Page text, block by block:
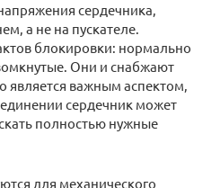
сердечника,
а не на пускателе.
блокировки: нормально
Они и снабжают
является важным аспектом,
сердечник может
полностью нужные
для механического